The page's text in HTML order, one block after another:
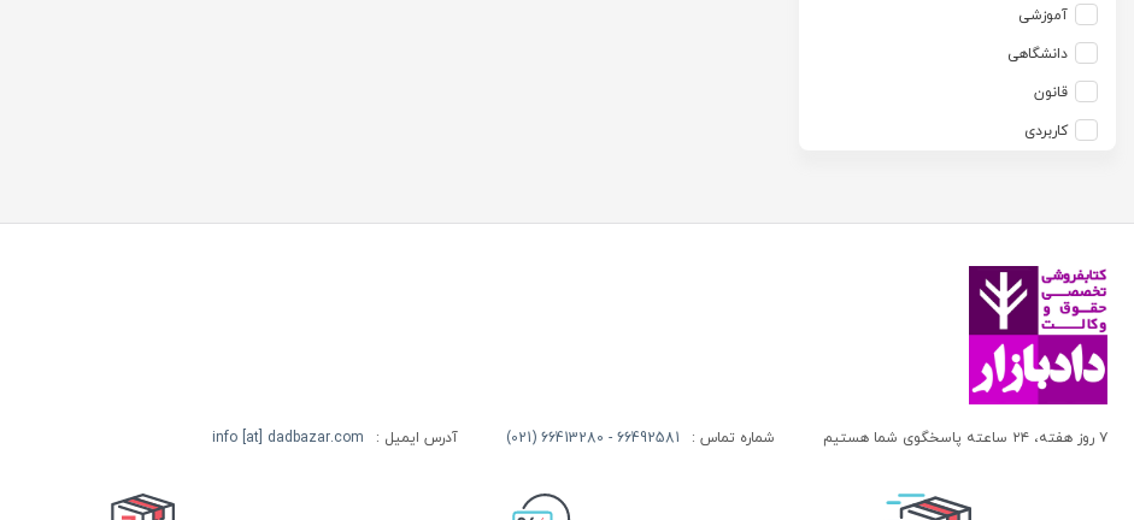
بنگاه ترجمه و نشر کتاب پارسه
بهتاب
بهنامی
بهینه
آزیتا قربانی رحیم
آلبرت ون دایسی
آلن ردفرن
آمنه باخدا
آنتونی آگوس
آندره لگراند
آندره مارمور
آندریاس کاکینیس
آیت الله العظمی سید ابوالقاسم خوئی
آموزشی
دانشگاهی
قانون
کاربردی
۷ روز هفته، ۲۴ ساعته پاسخگوی شما هستیم شماره تماس : 66492581 - 66413280 (021) آدرس ایمیل : info [at] dadbazar.com